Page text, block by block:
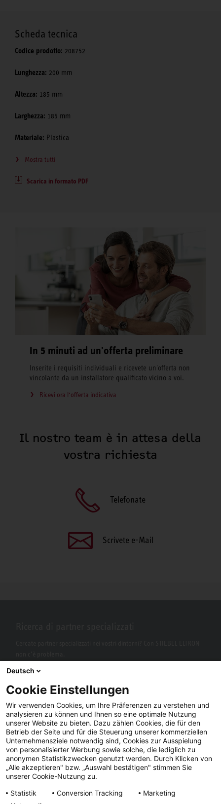
Scheda tecnica
Codice prodotto: 208752
Lunghezza: 200 mm
Altezza: 185 mm
Larghezza: 185 mm
Materiale: Plastica
Mostra tutti
Scarica in formato PDF
In 5 minuti ad un'offerta preliminare
Inserite i requisiti individuali e ricevete un'offerta non
vincolante da un installatore qualificato vicino a voi.
Ricevi ora l‘offerta indicativa
Il nostro team è in attesa della
vostra richiesta
Telefonate
Scrivete e-Mail
Facebook YouTube LinkedIn
Instagram
Deutsch
Cookie Einstellungen
Wir verwenden Cookies, um Ihre Präferenzen zu verstehen und
analysieren zu können und Ihnen so eine optimale Nutzung
unserer Website zu bieten. Dazu zählen Cookies, die für den
Betrieb der Seite und für die Steuerung unserer kommerziellen
Unternehmensziele notwendig sind, Cookies zur Ausspielung
von personalisierter Werbung sowie solche, die lediglich zu
anonymen Statistikzwecken genutzt werden. Durch Klicken von
„Alle akzeptieren" bzw. „Auswahl bestätigen" stimmen Sie
unserer Cookie-Nutzung zu.
Statistik
Conversion Tracking
Marketing